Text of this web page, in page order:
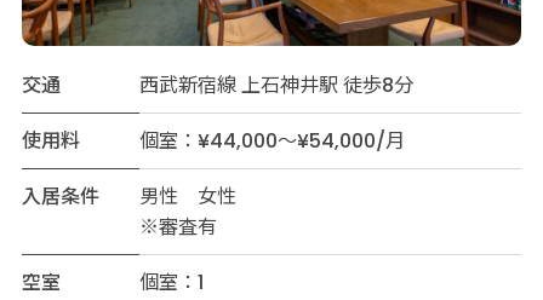
交通
西武新宿線 上石神井駅 徒歩8分
使用料
個室：¥44,000～¥54,000/月
入居条件
男性 女性
※審査有
空室
個室：1